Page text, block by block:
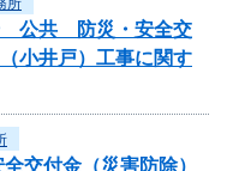
所
公共 防災・安全交
小井戸）工事に関す
交付金（災害防除）